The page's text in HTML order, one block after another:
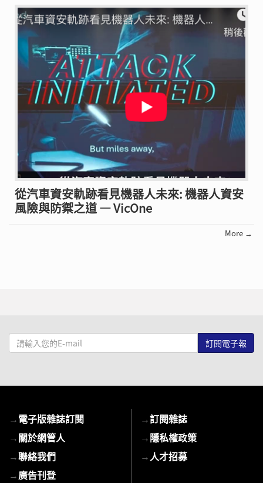
從汽車資安軌跡看見機器人未來: 機器人資安
風險與防禦之道 — VicOne
More →
請
輸
mail
→電子版雜誌訂閱
→關於網管人
→聯絡我們
→廣告刊登
→訂閱雜誌
→隱私權政策
→人才招募